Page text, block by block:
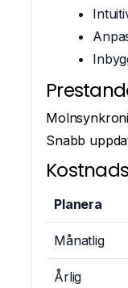
Snabb
Planera
Månatlig
Årlig